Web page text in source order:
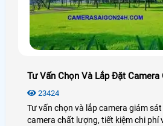
Tư Vấn Chọn Và Lắp Đặt Camera
23424
Tư vấn chọn và lắp camera giám
camera chất lượng, tiết kiệm chi phí